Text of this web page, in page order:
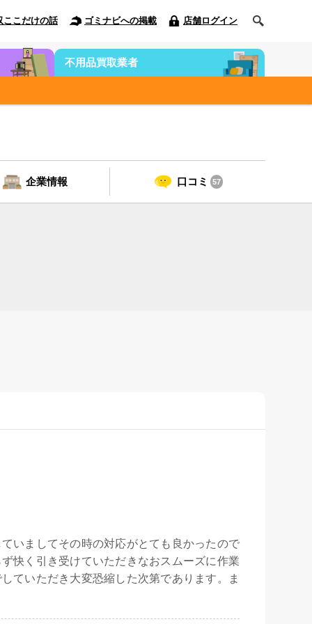
ここだけの話 ゴミナビへの掲載 店舗ログイン
不用品買取業者
企業情報 口コミ 57
いましてその時の対応がとても良かったので
快く引き受けていただきなおスムーズに作業
ていただき大変恐縮した次第であります。ま